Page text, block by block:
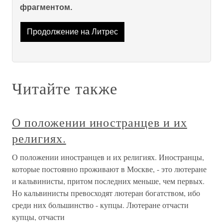
фрагментом.
Продолжение на Литрес
Читайте также
О положении иностранцев и их
религиях.
О положении иностранцев и их религиях. Иностранцы,
которые постоянно проживают в Москве, - это лютеране
и кальвинисты, притом последних меньше, чем первых.
Но кальвинисты превосходят лютеран богатством, ибо
среди них большинство - купцы. Лютеране отчасти
купцы, отчасти